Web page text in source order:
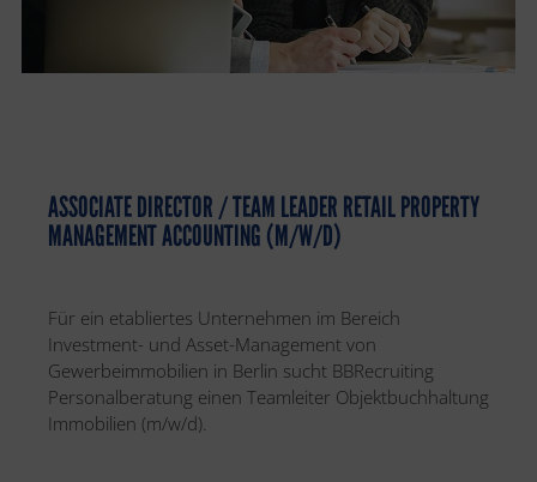
ASSOCIATE DIRECTOR / TEAM LEADER RETAIL PROPERTY
MANAGEMENT ACCOUNTING (M/W/D)
Für ein etabliertes Unternehmen im Bereich
Investment- und Asset-Management von
Gewerbeimmobilien in Berlin sucht BBRecruiting
Personalberatung einen Teamleiter Objektbuchhaltung
Immobilien (m/w/d).